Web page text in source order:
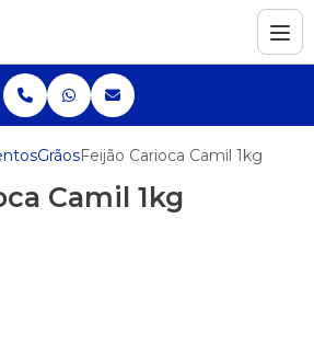
GrãosFeijão Carioca Camil 1kg
Camil 1kg